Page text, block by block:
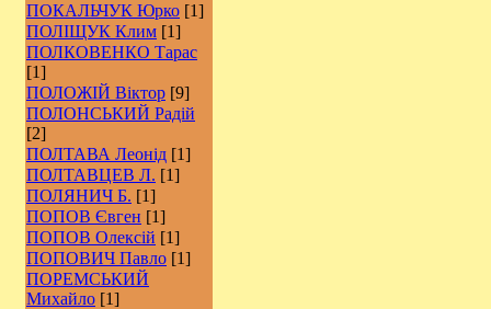
ПОКАЛЬЧУК Юрко [1]
ПОЛІЩУК Клим [1]
ПОЛКОВЕНКО Тарас
[1]
ПОЛОЖІЙ Віктор [9]
ПОЛОНСЬКИЙ Радій
[2]
ПОЛТАВА Леонід [1]
ПОЛТАВЦЕВ Л. [1]
ПОЛЯНИЧ Б. [1]
ПОПОВ Євген [1]
ПОПОВ Олексій [1]
ПОПОВИЧ Павло [1]
ПОРЕМСЬКИЙ
Михайло [1]